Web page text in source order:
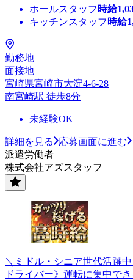
ホールスタッフ 時給
キッチンスタッフ 時給
勤務地
面接地
宮崎県宮崎市大淀4-6-28
南宮崎駅 徒歩8分
未経験OK
詳細を見る
応募画面に進む
派遣労働者
株式会社アズスタッフ
＼ミドル・シニア世代活躍
ドライバー》運転に集中で